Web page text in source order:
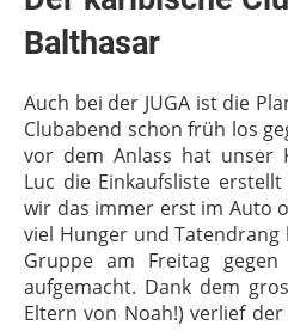
Balthasar
Auch bei der JUGA ist die
Clubabend schon früh los
vor dem Anlass hat unser
Luc die Einkaufsliste
wir das immer erst im Auto
viel Hunger und
Gruppe am Freitag
aufgemacht. Dank dem
Eltern von Noah!) verlief